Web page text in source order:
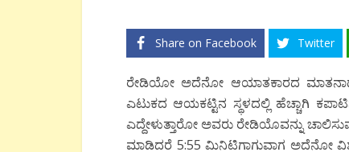
Share on Facebook Twitter
ರೇಡಿಯೋ ಅದೆನೋ ಆಯಾತಕಾರದ
ಎಟುಕದ ಆಯಕಟ್ಟಿನ ಸ್ಥಳದಲ್ಲಿ ಹೆಚ್ಚಾಗಿ
ಎದ್ದೇಳುತ್ತಾರೋ ಅವರು ರೇಡಿಯೊವನ್ನು
ಮಾಡಿದರೆ 5:55 ಮಿನಿಟಿಗಾಗುವಾಗ ಅದೆನೋ